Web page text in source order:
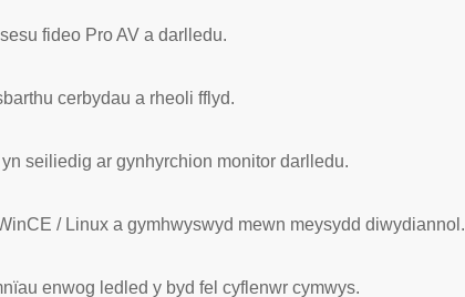
fideo Pro AV a darlledu.
cerbydau a rheoli fflyd.
seiliedig ar gynhyrchion monitor darlledu.
/ Linux a gymhwyswyd mewn meysydd diwydiannol.
enwog ledled y byd fel cyflenwr cymwys.